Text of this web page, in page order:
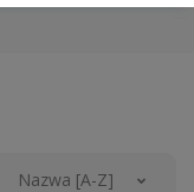
Nazwa [A-Z]